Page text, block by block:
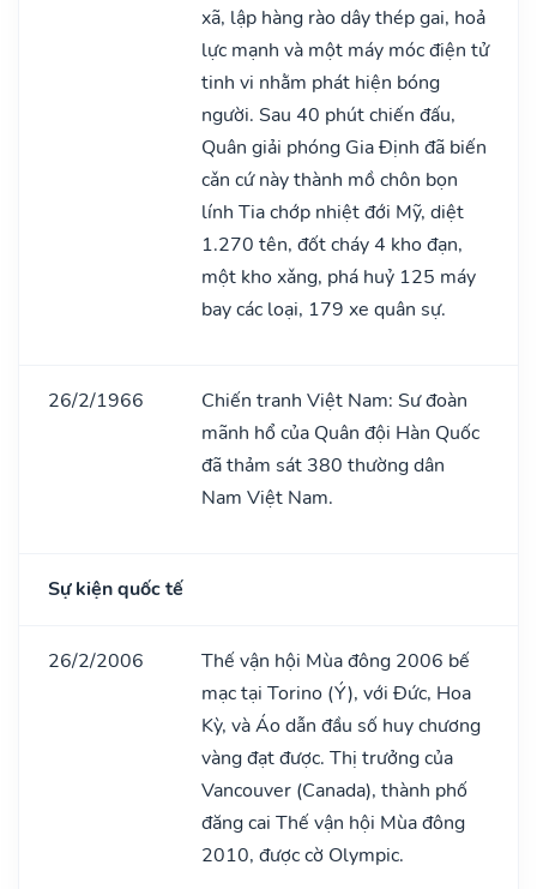
xã, lập hàng rào dây thép gai, hoả
lực mạnh và một máy móc điện tử
tinh vi nhằm phát hiện bóng
người. Sau 40 phút chiến đấu,
Quân giải phóng Gia Định đã biến
cǎn cứ này thành mồ chôn bọn
lính Tia chớp nhiệt đới Mỹ, diệt
1.270 tên, đốt cháy 4 kho đạn,
một kho xǎng, phá huỷ 125 máy
bay các loại, 179 xe quân sự.
26/2/1966
Chiến tranh Việt Nam: Sư đoàn
mãnh hổ của Quân đội Hàn Quốc
đã thảm sát 380 thường dân
Nam Việt Nam.
Sự kiện quốc tế
26/2/2006
Thế vận hội Mùa đông 2006 bế
mạc tại Torino (Ý), với Đức, Hoa
Kỳ, và Áo dẫn đầu số huy chương
vàng đạt được. Thị trưởng của
Vancouver (Canada), thành phố
đăng cai Thế vận hội Mùa đông
2010, được cờ Olympic.